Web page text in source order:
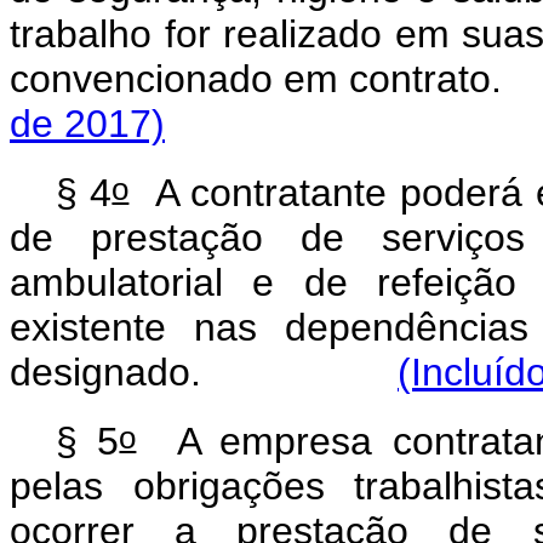
trabalho for realizado em
convencionado em
de 2017)
§ 4oA contratante poderá
de prestação de
ambulatorial e de refeição
existente nas
designado.
§ 5oA empresa
pelas obrigações
ocorrer a prestação de